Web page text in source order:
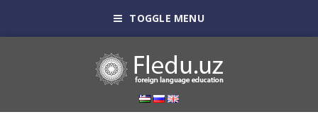
TOGGLE MENU